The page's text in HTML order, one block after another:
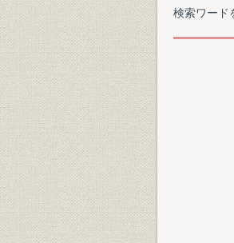
検索ワード